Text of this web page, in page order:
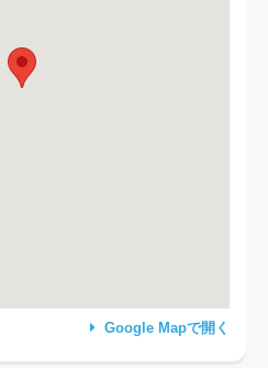
Google Mapで開く